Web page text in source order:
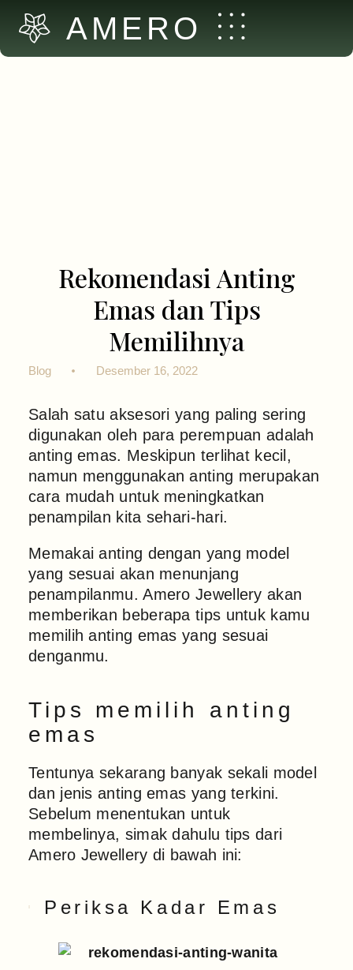
AMERO
Rekomendasi Anting
Emas dan Tips
Memilihnya
Blog Desember 16, 2022
Salah satu aksesori yang paling sering
digunakan oleh para perempuan adalah
anting emas. Meskipun terlihat kecil,
namun menggunakan anting merupakan
cara mudah untuk meningkatkan
penampilan kita sehari-hari.
Memakai anting dengan yang model
yang sesuai akan menunjang
penampilanmu. Amero Jewellery akan
memberikan beberapa tips untuk kamu
memilih anting emas yang sesuai
denganmu.
Tips memilih anting
emas
Tentunya sekarang banyak sekali model
dan jenis anting emas yang terkini.
Sebelum menentukan untuk
membelinya, simak dahulu tips dari
Amero Jewellery di bawah ini:
Periksa Kadar Emas